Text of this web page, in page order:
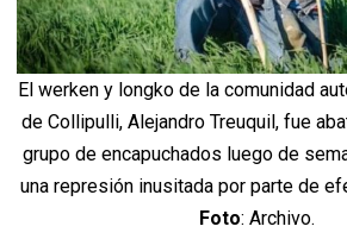
El werken y longko de la comunidad
de Collipulli, Alejandro Treuquil, fue
grupo de encapuchados luego de
una represión inusitada por parte de
Foto: Archivo.